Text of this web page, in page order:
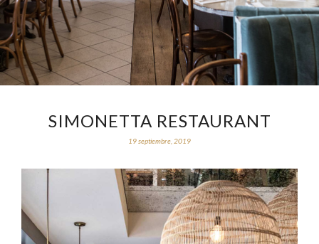
SIMONETTA RESTAURANT
19 septiembre, 2019